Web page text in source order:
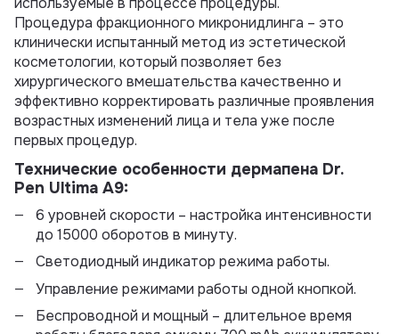
Процедура фракционного микронидлинга – это
клинически испытанный метод из эстетической
косметологии, который позволяет без
хирургического вмешательства качественно и
эффективно корректировать различные проявления
возрастных изменений лица и тела уже после
первых процедур.
Технические особенности дермапена Dr.
Pen Ultima A9:
6 уровней скорости – настройка интенсивности
до 15000 оборотов в минуту.
Светодиодный индикатор режима работы.
Управление режимами работы одной кнопкой.
Беспроводной и мощный – длительное время